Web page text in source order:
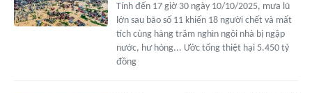
Tính đến 17 giờ 30 ngày 10/10/2025, mưa lũ
lớn sau bão số 11 khiến 18 người chết và mất
tích cùng hàng trăm nghìn ngôi nhà bị ngập
nước, hư hỏng... Ước tổng thiệt hại 5.450 tỷ
đồng